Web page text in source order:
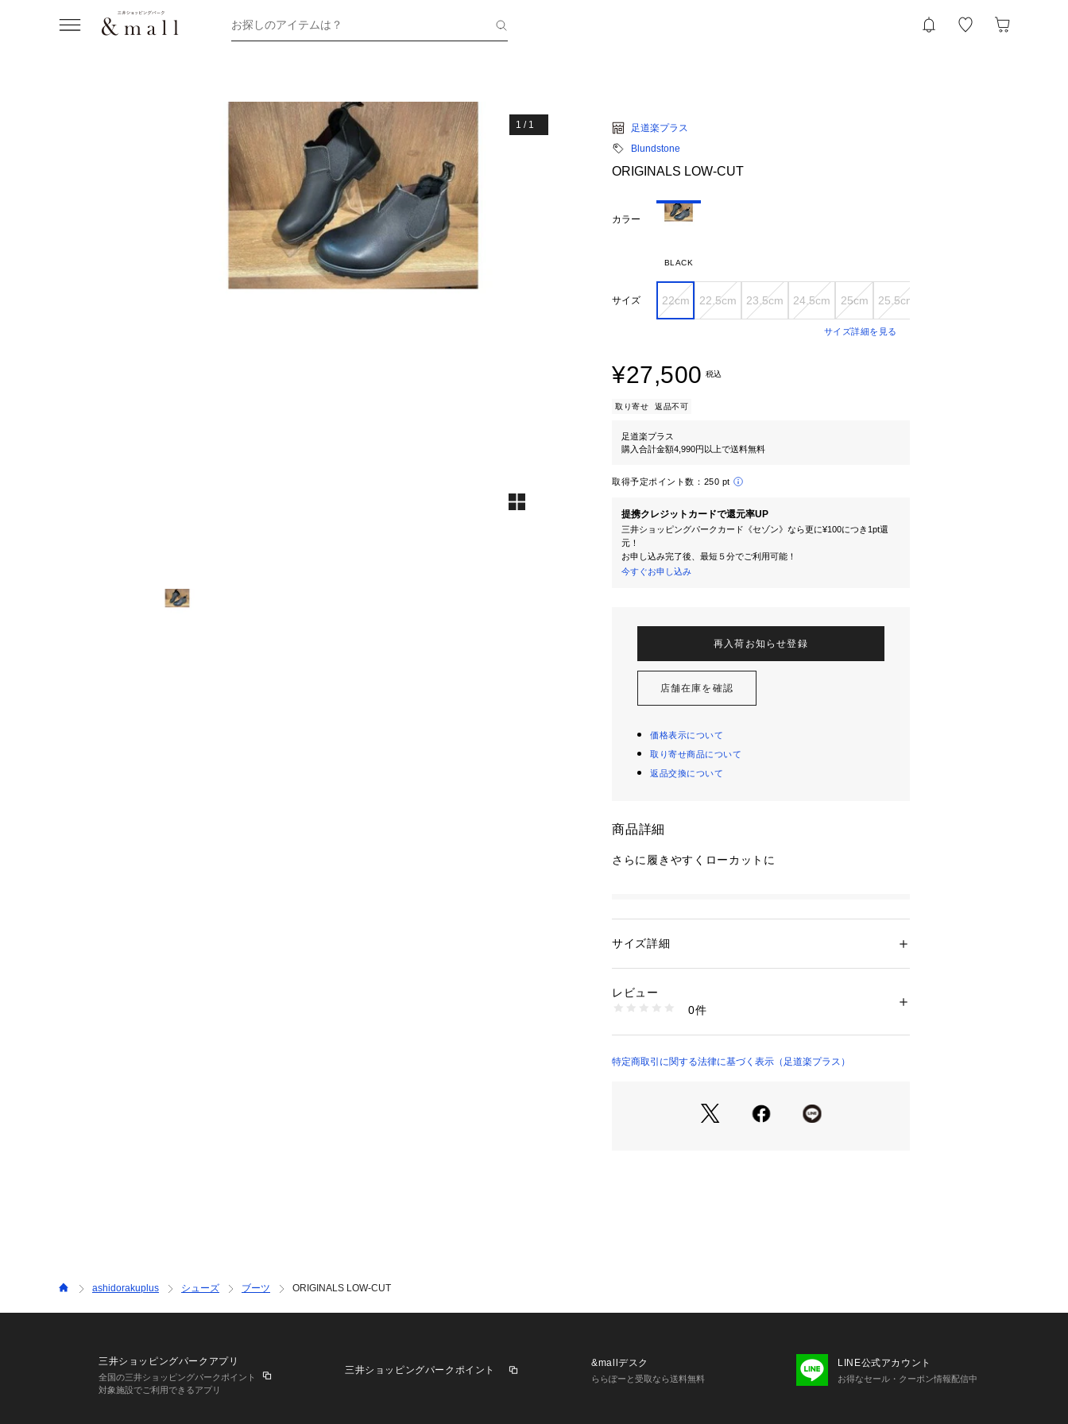
お探しのアイテムは？
1 / 1
足道楽プラス
Blundstone
ORIGINALS LOW-CUT
カラー
BLACK
サイズ 22cm 22.5cm 23.5cm 24.5cm 25cm 25.5cm
サイズ詳細を見る
¥27,500 税込
取り寄せ 返品不可
足道楽プラス
購入合計金額4,990円以上で送料無料
取得予定ポイント数： 250 pt
提携クレジットカードで還元率UP
三井ショッピングパークカード《セゾン》なら更に¥100につき1pt還
元！
お申し込み完了後、最短５分でご利用可能！
今すぐお申し込み
再入荷お知らせ登録
店舗在庫を確認
価格表示について
取り寄せ商品について
返品交換について
商品詳細
さらに履きやすくローカットに
サイズ詳細
レビュー
0件
特定商取引に関する法律に基づく表示（足道楽プラス）
ashidorakuplus シューズ ブーツ ORIGINALS LOW-CUT
三井ショッピングパークアプリ
全国の三井ショッピングパークポイント
対象施設でご利用できるアプリ
三井ショッピングパークポイント
&mallデスク
ららぽーと受取なら送料無料
LINE公式アカウント
お得なセール・クーポン情報配信中